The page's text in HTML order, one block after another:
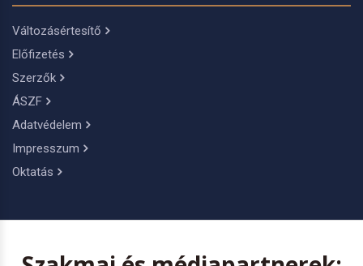
Változásértesítő
Előfizetés
Szerzők
ÁSZF
Adatvédelem
Impresszum
Oktatás